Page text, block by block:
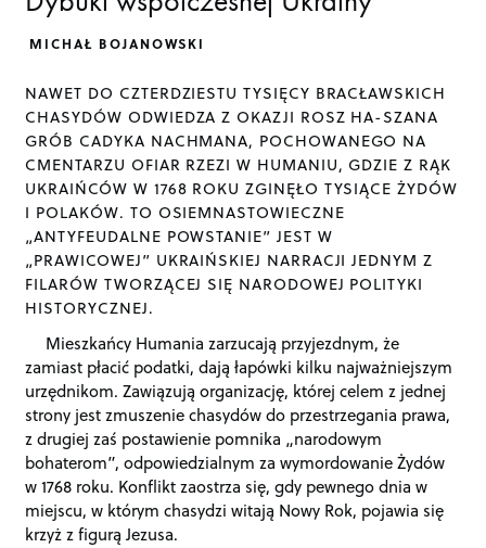
MICHAŁ BOJANOWSKI
NAWET DO CZTERDZIESTU TYSIĘCY BRACŁAWSKICH
CHASYDÓW ODWIEDZA Z OKAZJI ROSZ HA-SZANA
GRÓB CADYKA NACHMANA, POCHOWANEGO NA
CMENTARZU OFIAR RZEZI W HUMANIU, GDZIE Z RĄK
UKRAIŃCÓW W 1768 ROKU ZGINĘŁO TYSIĄCE ŻYDÓW
I POLAKÓW. TO OSIEMNASTOWIECZNE
„ANTYFEUDALNE POWSTANIE” JEST W
„PRAWICOWEJ” UKRAIŃSKIEJ NARRACJI JEDNYM Z
FILARÓW TWORZĄCEJ SIĘ NARODOWEJ POLITYKI
HISTORYCZNEJ.
Mieszkańcy Humania zarzucają przyjezdnym, że
zamiast płacić podatki, dają łapówki kilku najważniejszym
urzędnikom. Zawiązują organizację, której celem z jednej
strony jest zmuszenie chasydów do przestrzegania prawa,
z drugiej zaś postawienie pomnika „narodowym
bohaterom”, odpowiedzialnym za wymordowanie Żydów
w 1768 roku. Konflikt zaostrza się, gdy pewnego dnia w
miejscu, w którym chasydzi witają Nowy Rok, pojawia się
krzyż z figurą Jezusa.